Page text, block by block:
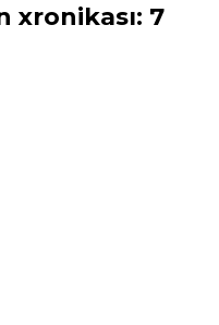
xronikası: 7